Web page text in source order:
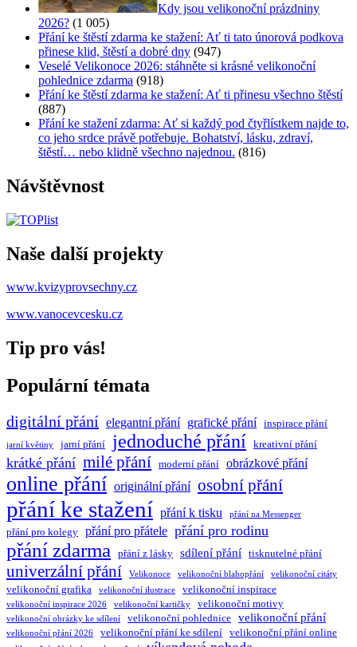
Kdy jsou velikonoční prázdniny
2026? (1 005)
Přání ke štěstí zdarma ke stažení: Ať ti tato únorová podkova
přinese klid, štěstí a dobré dny (947)
Veselé Velikonoce 2026: stáhněte si krásné velikonoční
pohlednice zdarma (918)
Přání ke štěstí zdarma ke stažení: Ať ti přinesu všechno štěstí
(887)
Přání ke stažení zdarma: Ať si každý pod čtyřlístkem najde to,
co jeho srdce právě potřebuje. Bohatství, lásku, zdraví,
štěstí… nebo klidně všechno najednou. (816)
Návštěvnost
Naše další projekty
www.kvizyprovsechny.cz
www.vanocevcesku.cz
Tip pro vás!
Populární témata
digitální přání elegantní přání grafické přání inspirace přání
jarní květiny jarní přání jednoduché přání kreativní přání
krátké přání milé přání moderní přání obrázkové přání
online přání originální přání osobní přání
přání ke stažení přání k tisku přání na Messenger
přání pro kolegy přání pro přátele přání pro rodinu
přání zdarma přání z lásky sdílení přání tisknutelné přání
univerzální přání Velikonoce velikonoční blahopřání velikonoční citáty
velikonoční grafika velikonoční ilustrace velikonoční inspirace
velikonoční inspirace 2026 velikonoční kartičky velikonoční motivy
velikonoční obrázky ke sdílení velikonoční pohlednice velikonoční přání
velikonoční přání 2026 velikonoční přání ke sdílení velikonoční přání online